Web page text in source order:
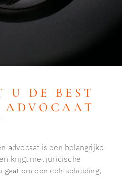
U DE BEST
ADVOCAAT
advocaat is een belangrijke
krijgt met juridische
gaat om een echtscheiding,